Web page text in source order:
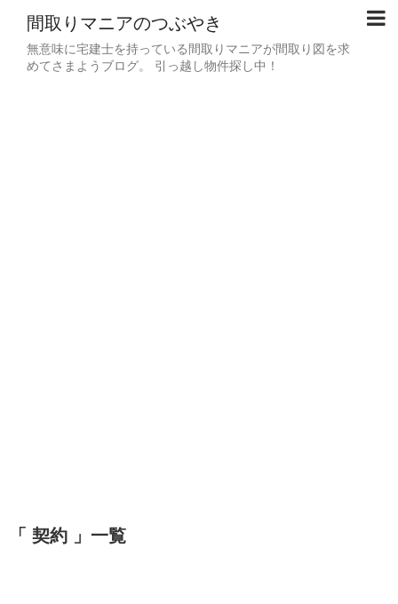
間取りマニアのつぶやき
無意味に宅建士を持っている間取りマニアが間取り図を求
めてさまようブログ。 引っ越し物件探し中！
「 契約 」一覧